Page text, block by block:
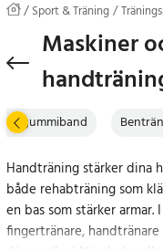
Sport & Träning
Maskiner
& gummiband
Handträning stärker dina
både rehabträning som
en bas som stärker
fingertränare,